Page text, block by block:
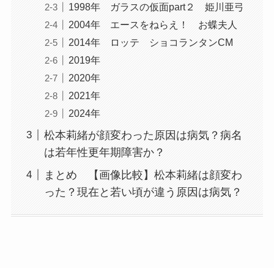
1998年 ガラスの仮面part２ 姫川亜弓
2004年 エースをねらえ！ お蝶夫人
2014年 ロッテ ショコランタンCM
2019年
2020年
2021年
2024年
松本莉緒が顔変わった原因は病気？病名
は若年性更年期障害か？
まとめ 【画像比較】松本莉緒は顔変わ
った？現在と若い頃が違う原因は病気？